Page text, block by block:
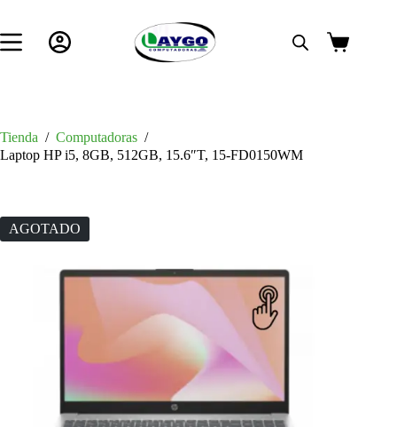
contenido
Carro
Tienda / Computadoras /
Laptop HP i5, 8GB, 512GB, 15.6″T, 15-FD0150WM
AGOTADO